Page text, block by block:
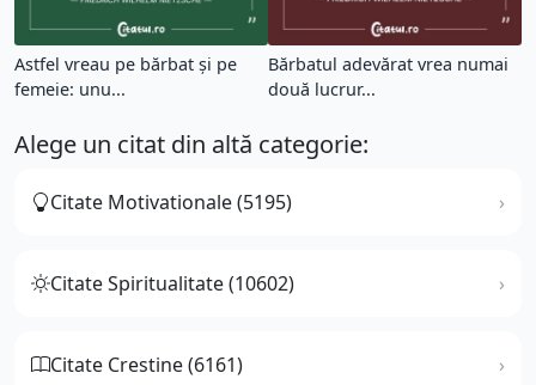
Astfel vreau pe bărbat şi pe
femeie: unu...
Bărbatul adevărat vrea numai
două lucrur...
Alege un citat din altă categorie:
Citate Motivationale (5195)
Citate Spiritualitate (10602)
Citate Crestine (6161)